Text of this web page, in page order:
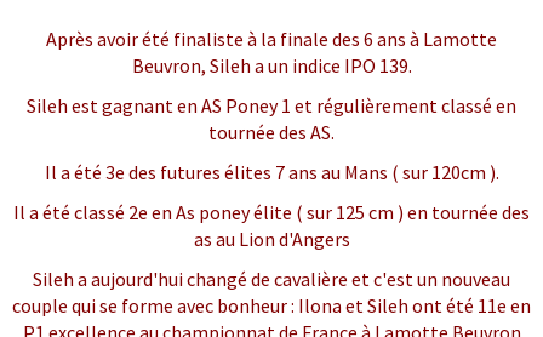
Après avoir été finaliste à la finale des 6 ans à Lamotte
Beuvron, Sileh a un indice IPO 139.
Sileh est gagnant en AS Poney 1 et régulièrement classé en
tournée des AS.
Il a été 3e des futures élites 7 ans au Mans ( sur 120cm ).
Il a été classé 2e en As poney élite ( sur 125 cm ) en tournée des
as au Lion d'Angers
Sileh a aujourd'hui changé de cavalière et c'est un nouveau
couple qui se forme avec bonheur : Ilona et Sileh ont été 11e en